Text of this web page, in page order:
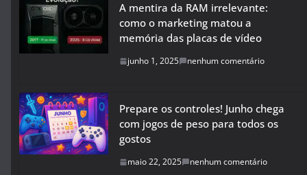
A mentira da RAM irrelevante:
como o marketing matou a
memória das placas de vídeo
junho 1, 2025 nenhum comentário
Prepare os controles! Junho chega
com jogos de peso para todos os
gostos
maio 22, 2025 nenhum comentário